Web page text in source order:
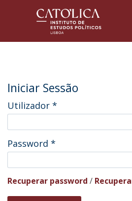
Iniciar Sessão
Utilizador *
Password *
Recuperar password /